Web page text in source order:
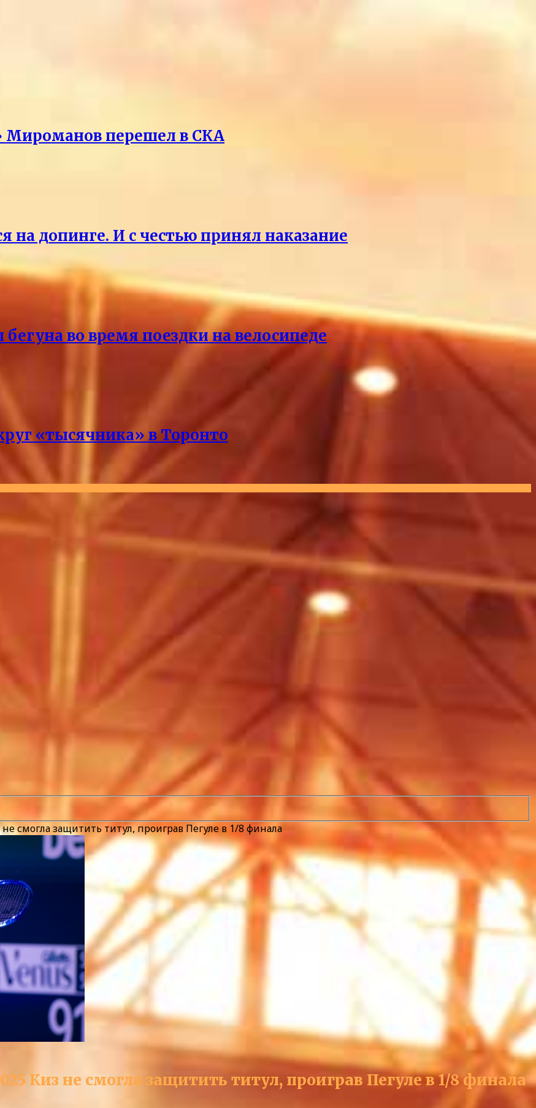
Мироманов перешел в СКА
на допинге. И с честью принял наказание
во время поездки на велосипеде
«тысячника» в Торонто
смогла защитить титул, проиграв Пегуле в 1/8 финала
Киз не смогла защитить титул, проиграв Пегуле в 1/8 финала